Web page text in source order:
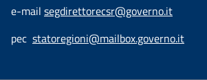
e-mail segdirettorecsr@governo.it
pec statoregioni@mailbox.governo.it